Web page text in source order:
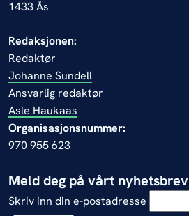
1433 Ås
Redaksjonen:
Redaktør
Johanne Sundell
Ansvarlig redaktør
Asle Haukaas
Organisasjonsnummer:
970 955 623
Meld deg på vårt nyhetsbrev
Skriv inn din e-postadresse